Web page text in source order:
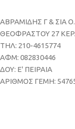
ΑΒΡΑΜΙΔΗΣ Γ & ΣΙΑ
ΘΕΟΦΡΑΣΤΟΥ 27
ΤΗΛ: 210-4615774
ΑΦΜ: 082830446
ΔΟΥ: Ε' ΠΕΙΡΑΙΑ
ΑΡΙΘΜΟΣ ΓΕΜΗ: